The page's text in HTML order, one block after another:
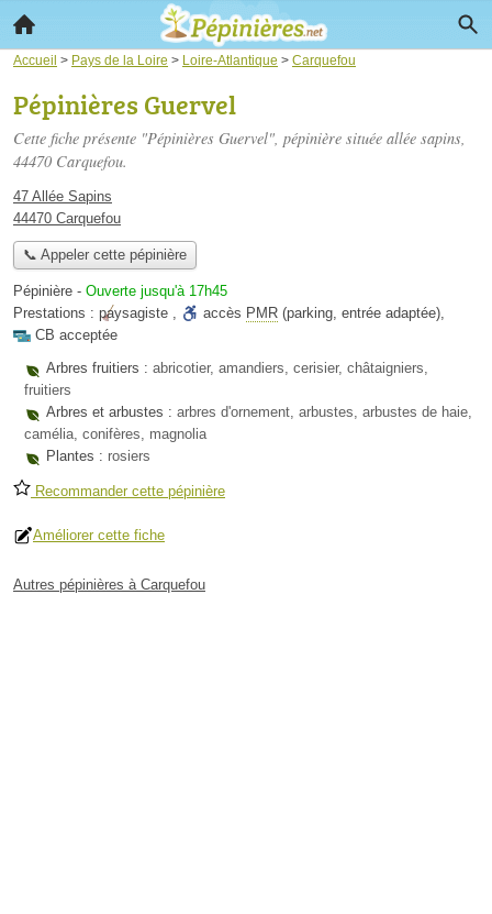
Accueil > Pays de la Loire > Loire-Atlantique > Carquefou
Pépinières Guervel
Cette fiche présente "Pépinières Guervel", pépinière située allée sapins,
44470 Carquefou.
47 Allée Sapins
44470 Carquefou
📞 Appeler cette pépinière
Pépinière - Ouverte jusqu'à 17h45
Prestations : paysagiste , accès PMR (parking, entrée adaptée),
CB acceptée
Arbres fruitiers : abricotier, amandiers, cerisier, châtaigniers,
fruitiers
Arbres et arbustes : arbres d'ornement, arbustes, arbustes de haie,
camélia, conifères, magnolia
Plantes : rosiers
Recommander cette pépinière
Améliorer cette fiche
Autres pépinières à Carquefou